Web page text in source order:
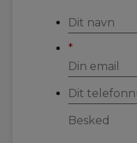
*